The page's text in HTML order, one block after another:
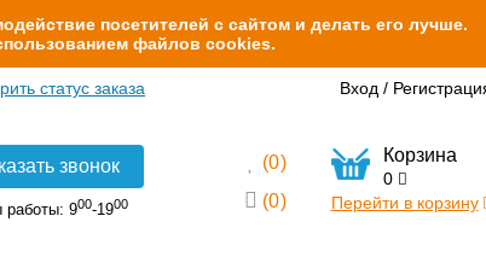
посетителей с сайтом и делать его лучше.
файлов cookies.
статус заказа Вход /
звонок
работы: 900-1900
(0)
(0)
Корзина
0
Перейти в корзину